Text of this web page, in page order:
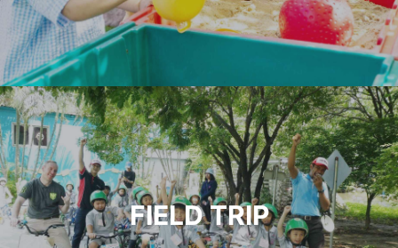
FIELD TRIP